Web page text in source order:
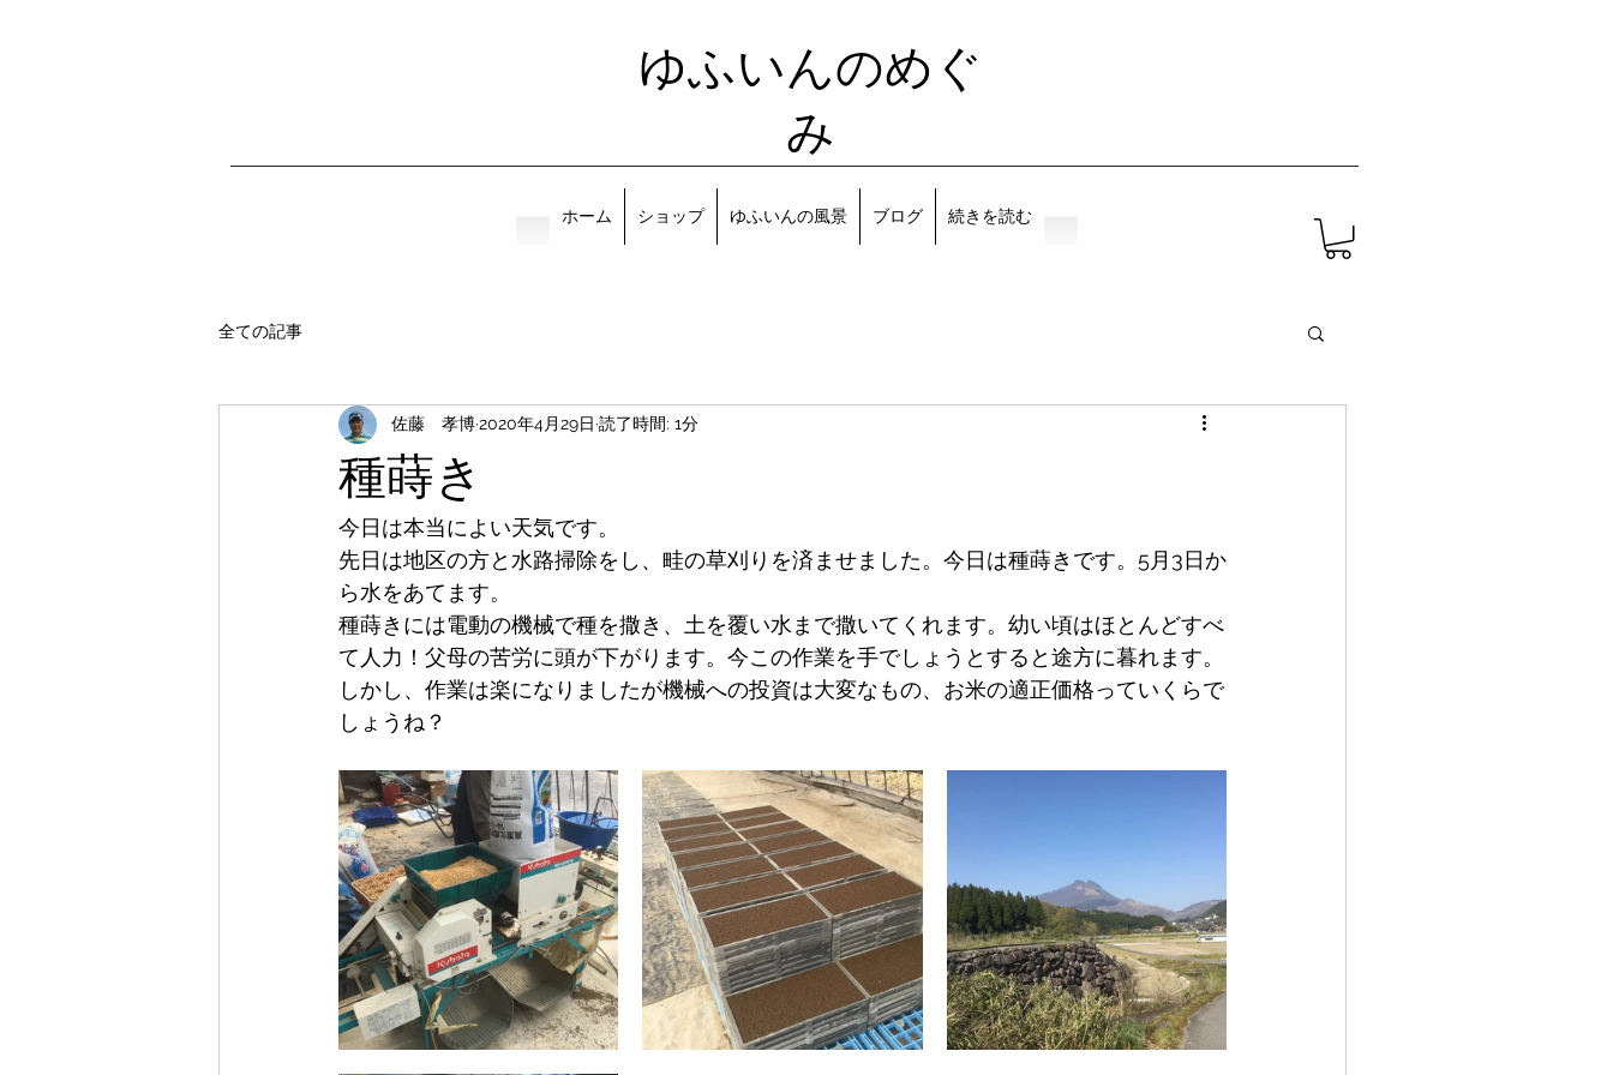
ゆふいんのめぐ
み
ホーム ショップ ゆふいんの風景 ブログ 続きを読む
全ての記事
種蒔き
佐藤 孝博2020年4月29日 読了時間: 1分
今日は本当によい天気です。
先日は地区の方と水路掃除をし、畦の草刈りを済ませました。今日は種蒔きです。5月3日か
ら水をあてます。
種蒔きには電動の機械で種を撒き、土を覆い水まで撒いてくれます。幼い頃はほとんどすべ
て人力！ 父母の苦労に頭が下がります。 今この作業を手でしょうとすると途方に暮れます。
しかし、作業は楽になりましたが機械への投資は大変なもの、お米の適正価格っていくらで
しょうね？